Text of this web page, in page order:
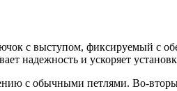
с выступом, фиксируемый с
надежность и ускоряет
с обычными петлями. Во-